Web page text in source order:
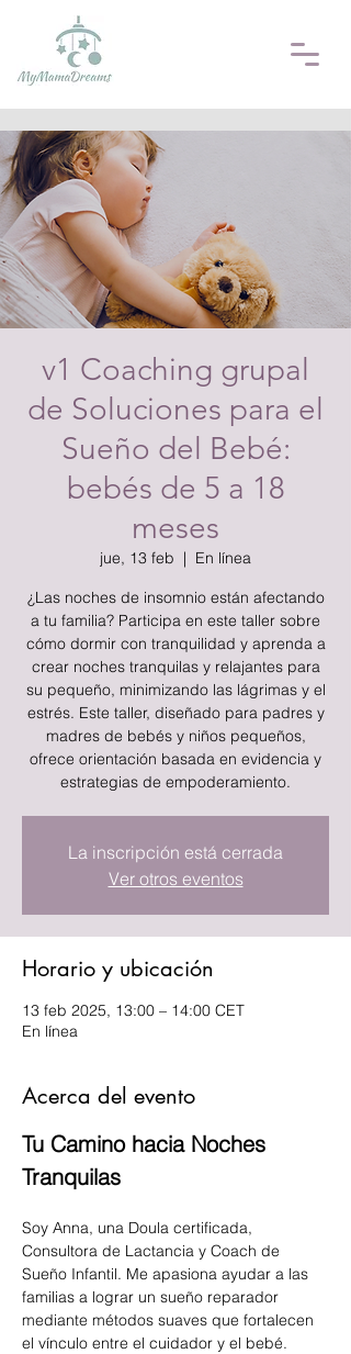
v1 Coaching grupal
de Soluciones para el
Sueño del Bebé:
bebés de 5 a 18
meses
jue, 13 feb
  |
En línea
¿Las noches de insomnio están afectando
a tu familia? Participa en este taller sobre
cómo dormir con tranquilidad y aprenda a
crear noches tranquilas y relajantes para
su pequeño, minimizando las lágrimas y el
estrés. Este taller, diseñado para padres y
madres de bebés y niños pequeños,
ofrece orientación basada en evidencia y
estrategias de empoderamiento.
La inscripción está cerrada
Ver otros eventos
Horario y ubicación
13 feb 2025, 13:00 – 14:00 CET
En línea
Acerca del evento
Tu Camino hacia Noches
Tranquilas
Soy Anna, una Doula certificada,
Consultora de Lactancia y Coach de
Sueño Infantil. Me apasiona ayudar a las
familias a lograr un sueño reparador
mediante métodos suaves que fortalecen
el vínculo entre el cuidador y el bebé.